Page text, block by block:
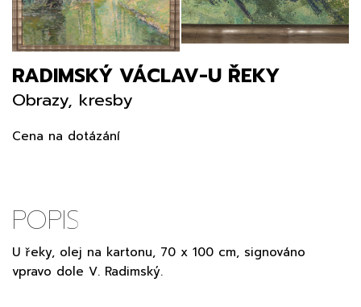
RADIMSKÝ VÁCLAV-U ŘEKY
Obrazy, kresby
Cena na dotázání
POPIS
U řeky, olej na kartonu, 70 x 100 cm, signováno
vpravo dole V. Radimský.